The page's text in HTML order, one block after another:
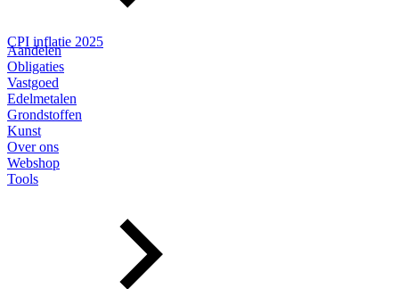
CPI inflatie 2025
Aandelen
Obligaties
Vastgoed
Edelmetalen
Grondstoffen
Kunst
Over ons
Webshop
Tools